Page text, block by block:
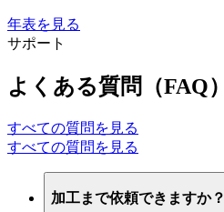
年表を見る
サポート
よくある質問（FAQ）
すべての質問を見る
すべての質問を見る
加工まで依頼できますか？